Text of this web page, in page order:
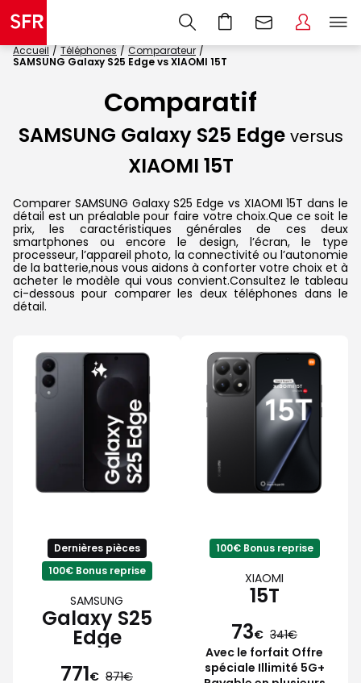
Accueil Téléphones
Comparateur
SAMSUNG Galaxy S25 Edge vs XIAOMI 15T
Comparatif
SAMSUNG Galaxy S25 Edge versus
XIAOMI 15T
Comparer SAMSUNG Galaxy S25 Edge vs XIAOMI 15T dans le
détail est un préalable pour faire votre choix.Que ce soit le
prix, les caractéristiques générales de ces deux
smartphones ou encore le design, l’écran, le type
processeur, l’appareil photo, la connectivité ou l’autonomie
de la batterie,nous vous aidons à conforter votre choix et à
acheter le modèle qui vous convient.Consultez le tableau
ci-dessous pour comparer les deux téléphones dans le
détail.
Dernières pièces
100€ Bonus reprise
SAMSUNG
Galaxy S25
Edge
771€ 871
100€ Bonus reprise
XIAOMI
15T
73€ 341
Avec le forfait Offre
spéciale Illimité 5G+